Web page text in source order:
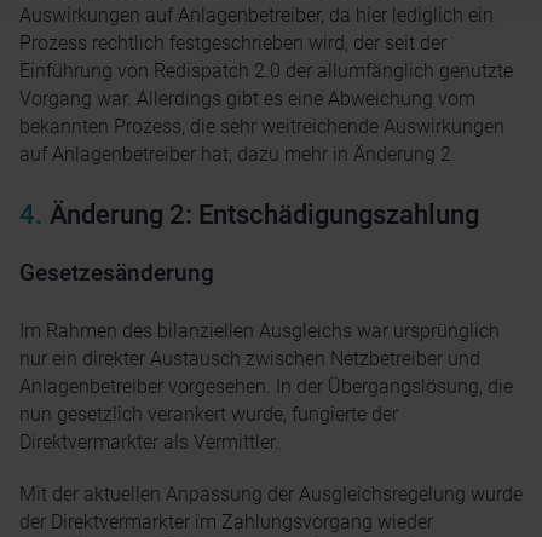
Auswirkungen auf Anlagenbetreiber, da hier lediglich ein
Prozess rechtlich festgeschrieben wird, der seit der
Einführung von Redispatch 2.0 der allumfänglich genutzte
Vorgang war. Allerdings gibt es eine Abweichung vom
bekannten Prozess, die sehr weitreichende Auswirkungen
auf Anlagenbetreiber hat, dazu mehr in Änderung 2.
Änderung 2: Entschädigungszahlung
Gesetzesänderung
Im Rahmen des bilanziellen Ausgleichs war ursprünglich
nur ein direkter Austausch zwischen Netzbetreiber und
Anlagenbetreiber vorgesehen. In der Übergangslösung, die
nun gesetzlich verankert wurde, fungierte der
Direktvermarkter als Vermittler.
Mit der aktuellen Anpassung der Ausgleichsregelung wurde
der Direktvermarkter im Zahlungsvorgang wieder